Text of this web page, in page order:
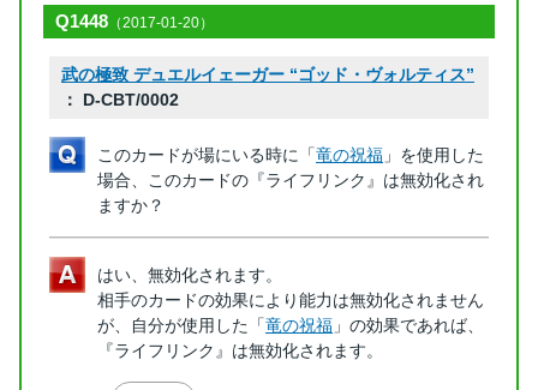
Q1448 （2017-01-20）
武の極致 デュエルイェーガー “ゴッド・ヴォルティス”
： D-CBT/0002
このカードが場にいる時に「竜の祝福 」を使用した
場合、このカードの『ライフリンク』は無効化され
ますか？
はい、無効化されます。
相手のカードの効果により能力は無効化されません
が、自分が使用した「竜の祝福 」の効果であれば、
『ライフリンク』は無効化されます。